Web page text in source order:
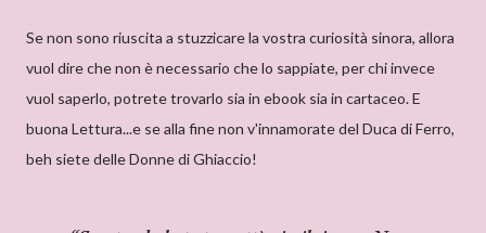
Se non sono riuscita a stuzzicare la vostra curiosità sinora, allora
vuol dire che non è necessario che lo sappiate, per chi invece
vuol saperlo, potrete trovarlo sia in ebook sia in cartaceo. E
buona Lettura...e se alla fine non v'innamorate del Duca di Ferro,
beh siete delle Donne di Ghiaccio!